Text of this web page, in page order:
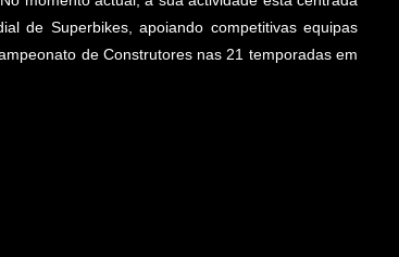
de Superbikes, apoiando competitivas equipas
de Construtores nas 21 temporadas em